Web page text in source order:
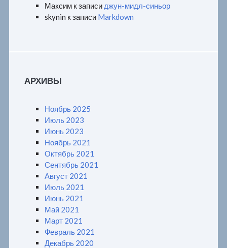
Максим к записи джун-мидл-синьор
skynin к записи Markdown
АРХИВЫ
Ноябрь 2025
Июль 2023
Июнь 2023
Ноябрь 2021
Октябрь 2021
Сентябрь 2021
Август 2021
Июль 2021
Июнь 2021
Май 2021
Март 2021
Февраль 2021
Декабрь 2020